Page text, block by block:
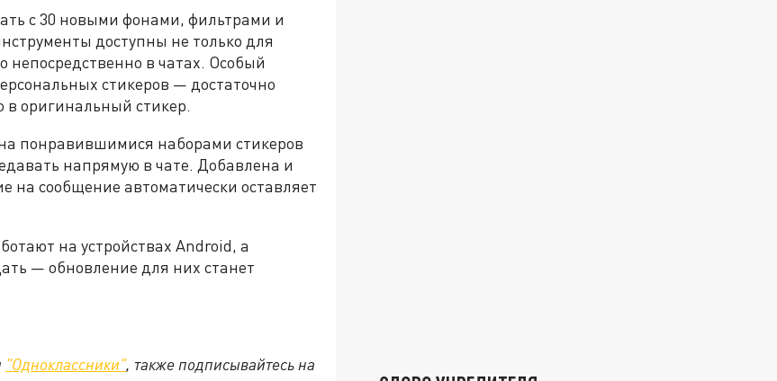
с 30 новыми фонами, фильтрами и
доступны не только для
непосредственно в чатах. Особый
стикеров — достаточно
в оригинальный стикер.
понравившимися наборами стикеров
напрямую в чате. Добавлена и
сообщение автоматически оставляет
на устройствах Android, а
— обновление для них станет
"Одноклассники", также подписывайтесь на